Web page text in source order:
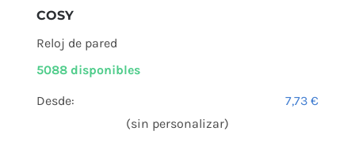
COSY
Reloj de pared
5088 disponibles
Desde: 7,73€
(sin personalizar)